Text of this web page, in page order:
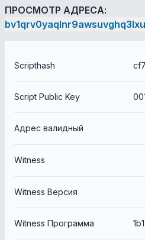
ПРОСМОТР АДРЕСА:
Scripthash
Script Public Key
Адрес валидный
Witness
Witness Версия
Witness Программа